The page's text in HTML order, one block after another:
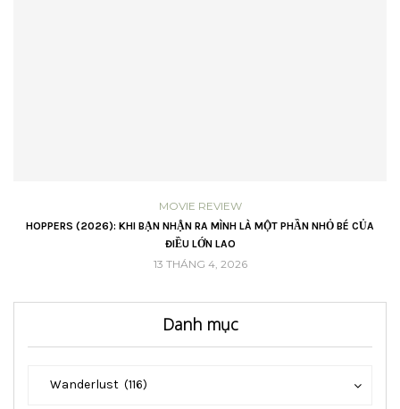
MOVIE REVIEW
HOPPERS (2026): KHI BẠN NHẬN RA MÌNH LÀ MỘT PHẦN NHỎ BÉ CỦA
ĐIỀU LỚN LAO
13 THÁNG 4, 2026
Danh mục
Wanderlust (116)